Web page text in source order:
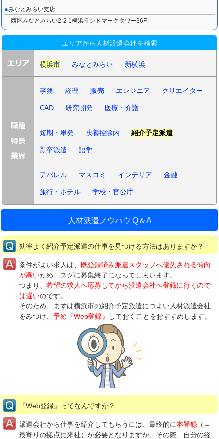
みなとみらい支店
西区みなとみらい2-2-1横浜ランドマークタワー36F
エリアから人材派遣会社を検索
横浜市 みなとみらい 新横浜
事務 経理 販売 エンジニア クリエイター
CAD 研究開発 医療・介護
短期・単発 扶養控除内 紹介予定派遣
新卒派遣 語学
アパレル マスコミ インテリア 金融
旅行・ホテル 学校・官公庁
人材派遣ノウハウ Q＆A
効率よく紹介予定派遣の仕事を見つける方法はありますか？
条件がよい求人は、
既登録済み派遣スタッフへ優先される傾向
が高いため、スグに募集終了になってしまいます。
つまり、 希望の求人へ応募してから派遣会社へ登録に行くので
は遅いのです。
そのため、まずは横浜市の紹介予定派遣につよい人材派遣会社
をみつけ、 予め『Web登録』 しておくことをおすすめします。
『Web登録』ってなんですか？
派遣会社から仕事を紹介してもらうには、最終的に本登録 （＝
最寄りの拠点に来社）が必要となりますが、その際、自分の経